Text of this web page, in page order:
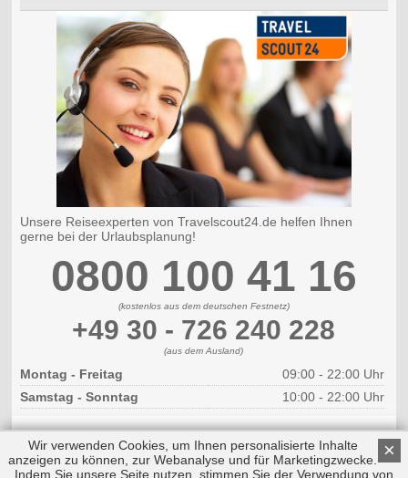
Unsere Reiseexperten von Travelscout24.de helfen Ihnen
gerne bei der Urlaubsplanung!
0800 100 41 16
(kostenlos aus dem deutschen Festnetz)
+49 30 - 726 240 228
(aus dem Ausland)
Montag - Freitag
09:00 - 22:00 Uhr
Samstag - Sonntag
10:00 - 22:00 Uhr
×
Wir verwenden Cookies, um Ihnen personalisierte Inhalte
anzeigen zu können, zur Webanalyse und für Marketingzwecke.
Indem Sie unsere Seite nutzen, stimmen Sie der Verwendung von